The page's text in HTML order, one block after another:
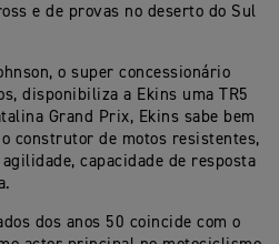
e de provas no deserto do Sul
o super concessionário
disponibiliza a Ekins uma TR5
Grand Prix, Ekins sabe bem
construtor de motos resistentes,
capacidade de resposta
dos anos 50 coincide com o